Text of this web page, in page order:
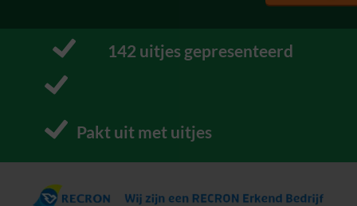
149 uitjes gepresenteerd
Pakt uit met uitjes